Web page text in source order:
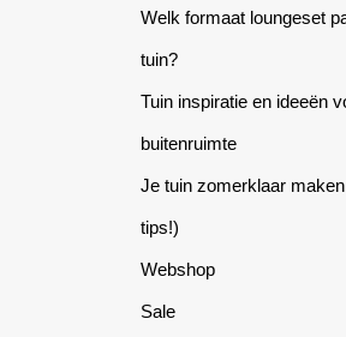
Welk formaat loungeset
tuin?
Tuin inspiratie en ideeën
buitenruimte
Je tuin zomerklaar
tips!)
Webshop
Sale